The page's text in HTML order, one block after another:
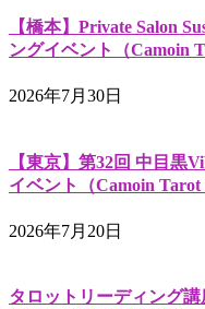
【橋本】Private Salon
ングイベント（Camoin
2026年7月30日
【東京】第32回 中目
イベント（Camoin Tarot
2026年7月20日
タロットリーディング